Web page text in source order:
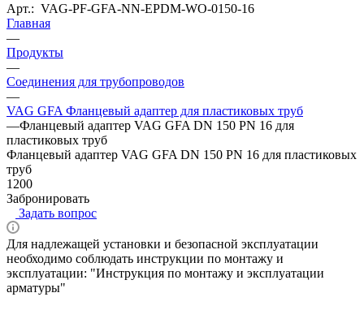
Арт.: VAG-PF-GFA-NN-EPDM-WO-0150-16
Главная
—
Продукты
—
Соединения для трубопроводов
—
VAG GFA Фланцевый адаптер для пластиковых труб
—Фланцевый адаптер VAG GFA DN 150 PN 16 для
пластиковых труб
Фланцевый адаптер VAG GFA DN 150 PN 16 для пластиковых
труб
1200
Забронировать
Задать вопрос
Для надлежащей установки и безопасной эксплуатации
необходимо соблюдать инструкции по монтажу и
эксплуатации: "Инструкция по монтажу и эксплуатации
арматуры"